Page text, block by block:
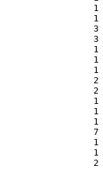
  1
  1
  3
  3
  1
  1
  1
  2
  2
  1
  1
  1
  7
  1
  1
  2